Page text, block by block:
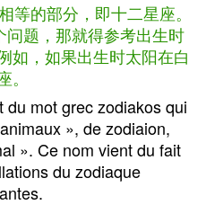
等的部分，即十二星座。
问题，那就得参考出生时
如，如果出生时太阳在白
mot grec zodiakos qui
», de zodiaion,
». Ce nom vient du fait
du zodiaque